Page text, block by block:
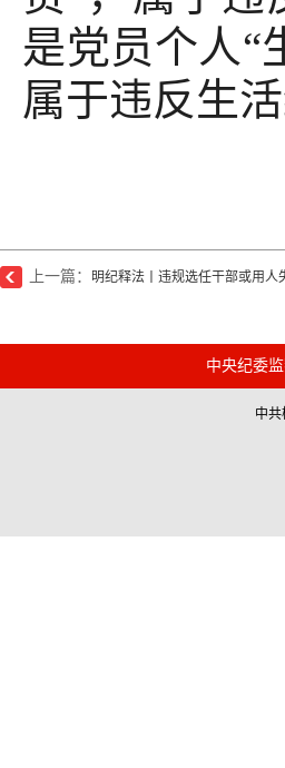
是党员个人“
属于违反生
上一篇： 明纪释法丨违规选任干部或用人
中央纪委
中